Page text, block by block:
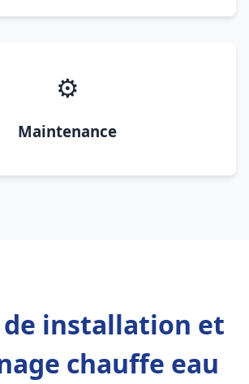
⚙️
Maintenance
de installation et
chauffe eau